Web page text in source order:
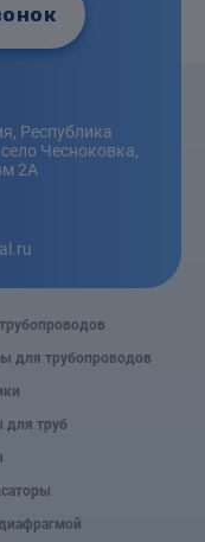
Республика
Чесноковка,
2А
для трубопроводов
для труб